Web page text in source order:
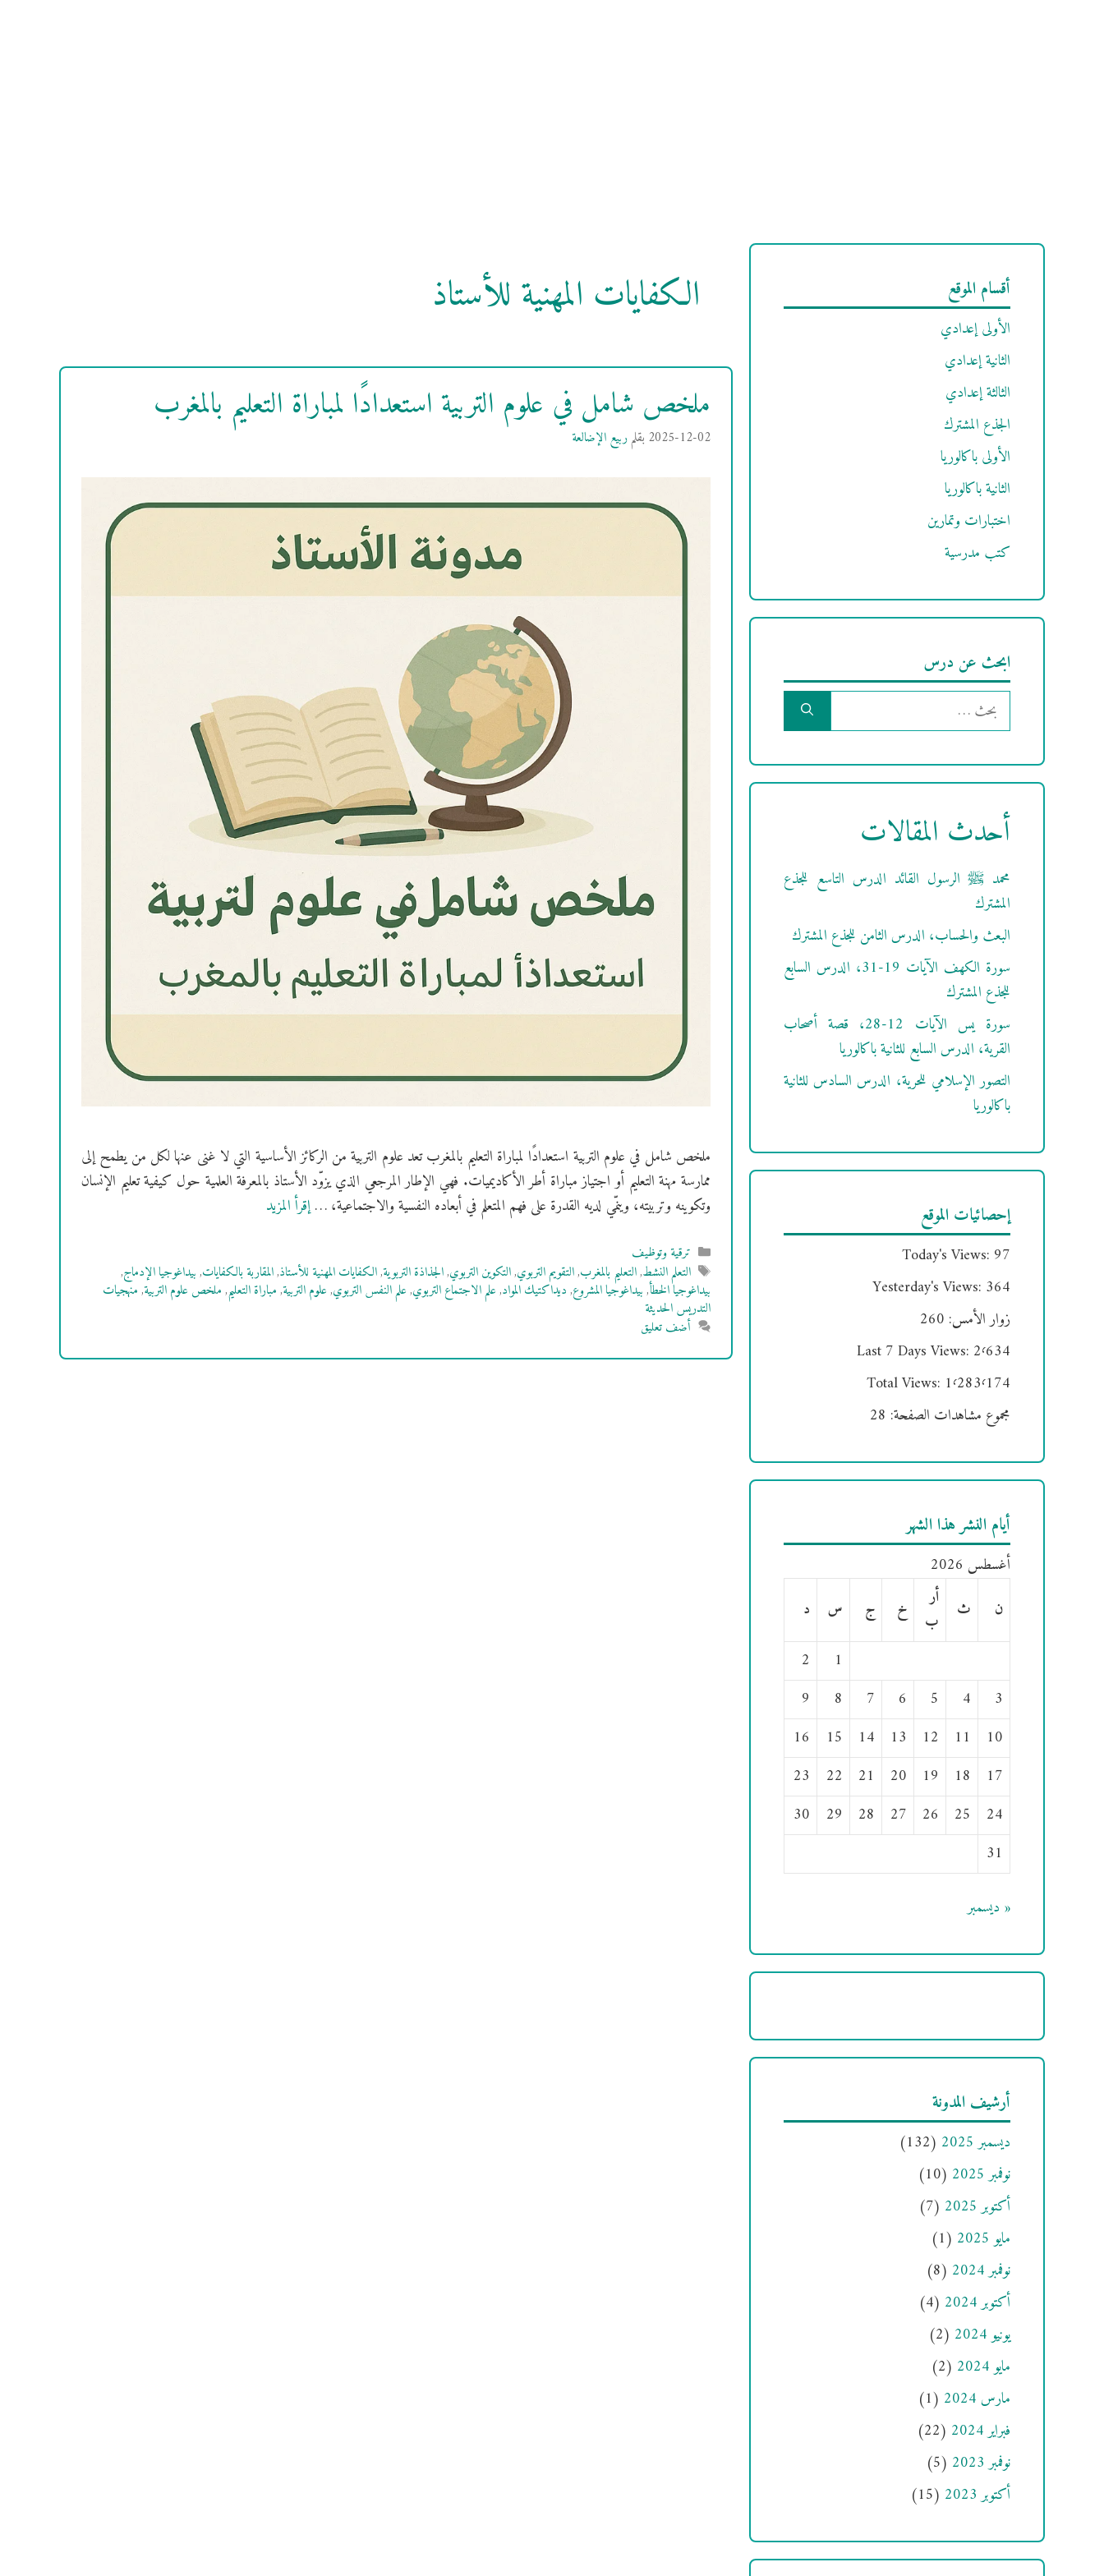
الكفايات المهنية للأستاذ
ملخص شامل في علوم التربية استعدادًا لمباراة التعليم بالمغرب
2025-12-02 بقلمربيع الإضالعة
ملخص شامل في علوم التربية استعدادًا لمباراة التعليم بالمغرب تعد علوم التربية من الركائز الأساسية التي لا غنى عنها لكل من يطمح إلى
ممارسة مهنة التعليم أو اجتياز مباراة أطر الأكاديميات. فهي الإطار المرجعي الذي يزوّد الأستاذ بالمعرفة العلمية حول كيفية تعليم الإنسان
وتكوينه وتربيته، وينمّي لديه القدرة على فهم المتعلم في أبعاده النفسية والاجتماعية، …إقرأ المزيد
التصنيفات
ترقية وتوظيف
الوسوم
التعلم النشط,التعليم بالمغرب,التقويم التربوي,التكوين التربوي,الجذاذة التربوية,الكفايات المهنية للأستاذ,المقاربة بالكفايات,بيداغوجيا الإدماج,
بيداغوجيا الخطأ,بيداغوجيا المشروع,ديداكتيك المواد,علم الاجتماع التربوي,علم النفس التربوي,علوم التربية,مباراة التعليم,ملخص علوم التربية,منهجيات
التدريس الحديثة
أضف تعليق
أقسام الموقع
الأولى إعدادي
الثانية إعدادي
الثالثة إعدادي
الجذع المشترك
الأولى باكالوريا
الثانية باكالوريا
اختبارات وتمارين
كتب مدرسية
ابحث عن درس
البحث
عن:
أحدث المقالات
محمد ﷺ الرسول القائد الدرس التاسع للجذع
المشترك
البعث والحساب، الدرس الثامن للجذع المشترك
سورة الكهف الآيات 19-31، الدرس السابع
للجذع المشترك
سورة يس الآيات 12-28، قصة أصحاب
القرية، الدرس السابع للثانية باكالوريا
التصور الإسلامي للحرية، الدرس السادس للثانية
باكالوريا
إحصائيات الموقع
Today's Views: 97
Yesterday's Views: 364
زوار الأمس: 260
Last 7 Days Views: 2٬634
Total Views: 1٬283٬174
مجموع مشاهدات الصفحة: 28
أيام النشر هذا الشهر
أغسطس 2026
ن
ث
أر
ب
خ ج س
د
1
2
3
4
5
6
7
8
9
10
11
12
13
14
15
16
17
18
19
20
21
22
23
24
25
26
27
28
29
30
31
« ديسمبر
أرشيف المدونة
ديسمبر 2025
(132)
نوفمبر 2025
(10)
أكتوبر 2025
(7)
مايو 2025
(1)
نوفمبر 2024
(8)
أكتوبر 2024
(4)
يونيو 2024
(2)
مايو 2024
(2)
مارس 2024
(1)
فبراير 2024
(22)
نوفمبر 2023
(5)
أكتوبر 2023
(15)